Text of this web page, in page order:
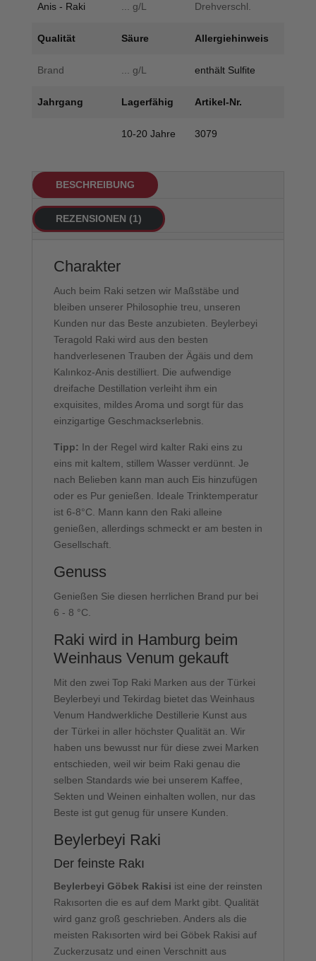
Anis - Raki ... g/L Drehverschl.
Qualität Säure Allergiehinweis
Brand ... g/L enthält Sulfite
Jahrgang Lagerfähig Artikel-Nr.
10-20 Jahre 3079
BESCHREIBUNG
REZENSIONEN (1)
Charakter
Auch beim Raki setzen wir Maßstäbe und
bleiben unserer Philosophie treu, unseren
Kunden nur das Beste anzubieten. Beylerbeyi
Teragold Raki wird aus den besten
handverlesenen Trauben der Ägäis und dem
Kalınkoz-Anis destilliert. Die aufwendige
dreifache Destillation verleiht ihm ein
exquisites, mildes Aroma und sorgt für das
einzigartige Geschmackserlebnis.
Tipp: In der Regel wird kalter Raki eins zu
eins mit kaltem, stillem Wasser verdünnt. Je
nach Belieben kann man auch Eis hinzufügen
oder es Pur genießen. Ideale Trinktemperatur
ist 6-8°C. Mann kann den Raki alleine
genießen, allerdings schmeckt er am besten in
Gesellschaft.
Genuss
Genießen Sie diesen herrlichen Brand pur bei
6 - 8 °C.
Raki wird in Hamburg beim
Weinhaus Venum gekauft
Mit den zwei Top Raki Marken aus der Türkei
Beylerbeyi und Tekirdag bietet das Weinhaus
Venum Handwerkliche Destillerie Kunst aus
der Türkei in aller höchster Qualität an. Wir
haben uns bewusst nur für diese zwei Marken
entschieden, weil wir beim Raki genau die
selben Standards wie bei unserem Kaffee,
Sekten und Weinen einhalten wollen, nur das
Beste ist gut genug für unsere Kunden.
Beylerbeyi Raki
Der feinste Rakı
Beylerbeyi Göbek Rakisi ist eine der reinsten
Rakısorten die es auf dem Markt gibt. Qualität
wird ganz groß geschrieben. Anders als die
meisten Rakısorten wird bei Göbek Rakisi auf
Zuckerzusatz und einen Verschnitt aus